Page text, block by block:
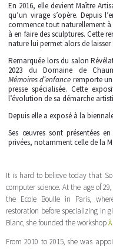
En 2016, elle devient Maître
qu’un virage s’opère. Depuis
commence tout naturellement à
à en faire des sculptures. Cette
nature lui permet alors de
Remarquée lors du salon
2023 du Domaine de
Mémoires d’enfance remporte
presse spécialisée. Cette
l’évolution de sa démarche
Depuis elle a exposé à la
Ses œuvres sont présentées
privées, notamment celle de la
It is hard to believe today that
computer science. At the age of
the Ecole Boulle in Paris,
restoration before specializing in
Blanc, she founded the workshop
From 2010 to 2015, she was